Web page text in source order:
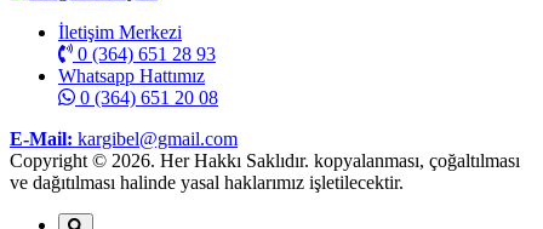
İletişim Merkezi
0 (364) 651 28 93
Whatsapp Hattımız
0 (364) 651 20 08
E-Mail: kargibel@gmail.com
Copyright © 2026. Her Hakkı Saklıdır. kopyalanması, çoğaltılması
ve dağıtılması halinde yasal haklarımız işletilecektir.